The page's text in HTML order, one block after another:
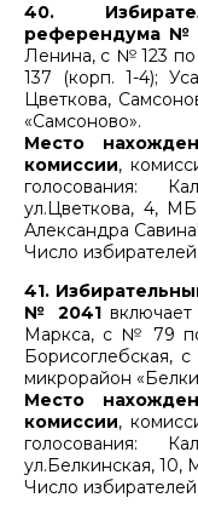
40.
референдума №
Ленина, с № 123
137 (корп. 1-4);
Цветкова,
«Самсоново».
Место
комиссии,
голосования:
ул.Цветкова, 4,
Александра
Число
41.
№ 2041
Маркса, с № 79
микрорайон
Место
комиссии,
голосования:
ул.Белкинская,
Число избирателей: